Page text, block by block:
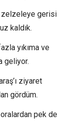
zelzeleye gerisi
kaldık.
yıkıma ve
geliyor.
ziyaret
gördüm.
pek de